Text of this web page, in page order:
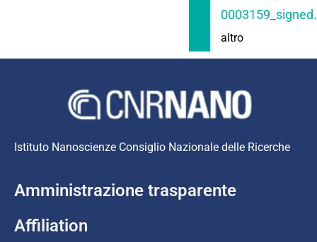
altro
Istituto Nanoscienze Consiglio Nazionale delle Ricerche
Amministrazione trasparente
Affiliation